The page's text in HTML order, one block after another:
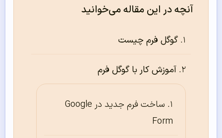
آنچه در این مقاله می‌خوانید
گوگل فرم چیست
آموزش کار با گوگل فرم
ساخت فرم جدید در Google
Form